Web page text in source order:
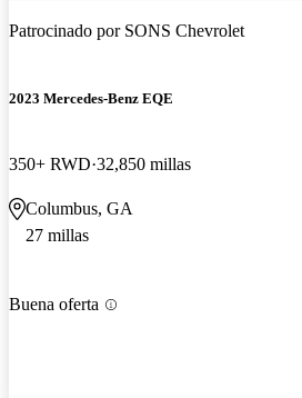
Patrocinado por SONS Chevrolet
2023 Mercedes-Benz EQE
350+ RWD 32,850 millas
Columbus, GA
27 millas
Buena oferta